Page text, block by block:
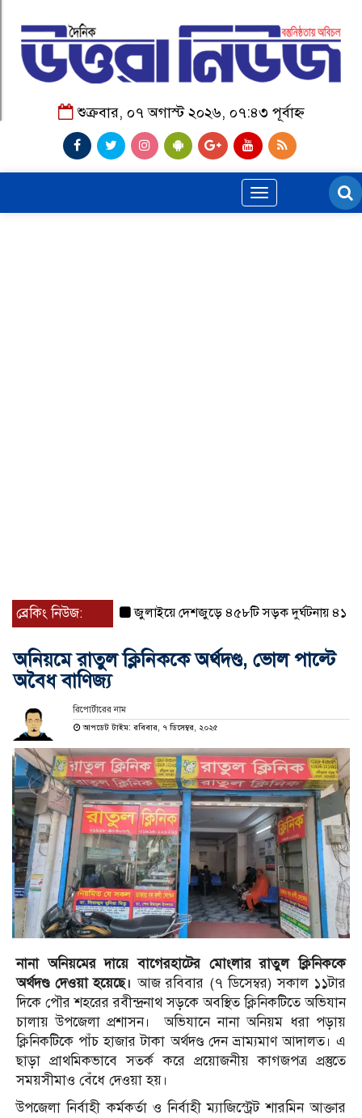
শুক্রবার, ০৭ অগাস্ট ২০২৬, ০৭:৪৩ পূর্বাহ্ন
Toggle
navigation
ব্রেকিং নিউজ: জুলাইয়ে দেশজুড়ে ৪৫৮টি সড়ক দুর্ঘটনায় ৪১৬ জন
অনিয়মে রাতুল ক্লিনিককে অর্থদণ্ড, ভোল পাল্টে
অবৈধ বাণিজ্য
রিপোর্টারের নাম
আপডেট টাইম: রবিবার, ৭ ডিসেম্বর, ২০২৫
নানা অনিয়মের দায়ে বাগেরহাটের মোংলার রাতুল ক্লিনিককে
অর্থদণ্ড দেওয়া হয়েছে। আজ রবিবার (৭ ডিসেম্বর) সকাল ১১টার
দিকে পৌর শহরের রবীন্দ্রনাথ সড়কে অবস্থিত ক্লিনিকটিতে অভিযান
চালায় উপজেলা প্রশাসন। অভিযানে নানা অনিয়ম ধরা পড়ায়
ক্লিনিকটিকে পাঁচ হাজার টাকা অর্থদণ্ড দেন ভ্রাম্যমাণ আদালত। এ
ছাড়া প্রাথমিকভাবে সতর্ক করে প্রয়োজনীয় কাগজপত্র প্রস্তুতে
সময়সীমাও বেঁধে দেওয়া হয়।
উপজেলা নির্বাহী কর্মকর্তা ও নির্বাহী ম্যাজিস্ট্রেট শারমিন আক্তার